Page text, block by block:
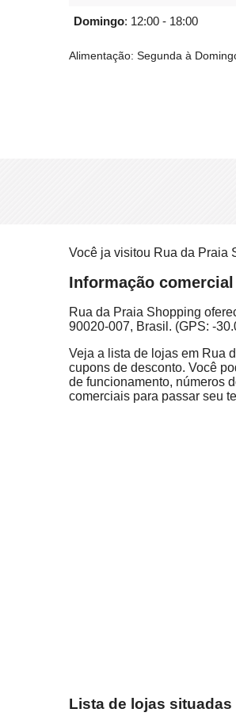
Domingo: 12:00 - 18:00
Alimentação: Segunda à
Você ja visitou Rua da Praia
Informação
Rua da Praia Shopping
90020-007, Brasil. (GPS: -
Veja a lista de lojas em Rua
cupons de desconto. Você
de funcionamento, números
comerciais para passar seu
Lista de lojas